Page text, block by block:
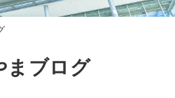
まブログ